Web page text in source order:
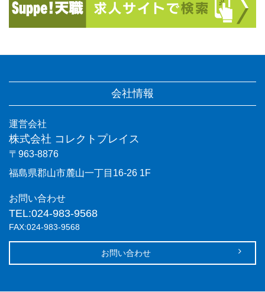
会社情報
運営会社
株式会社 コレクトプレイス
〒963-8876
福島県郡山市麓山一丁目16-26 1F
お問い合わせ
TEL:024-983-9568
FAX:024-983-9568
お問い合わせ